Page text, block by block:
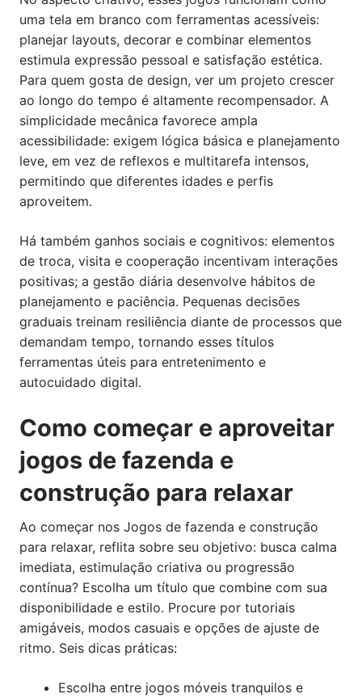
uma tela em branco com ferramentas acessíveis:
planejar layouts, decorar e combinar elementos
estimula expressão pessoal e satisfação estética.
Para quem gosta de design, ver um projeto crescer
ao longo do tempo é altamente recompensador. A
simplicidade mecânica favorece ampla
acessibilidade: exigem lógica básica e planejamento
leve, em vez de reflexos e multitarefa intensos,
permitindo que diferentes idades e perfis
aproveitem.
Há também ganhos sociais e cognitivos: elementos
de troca, visita e cooperação incentivam interações
positivas; a gestão diária desenvolve hábitos de
planejamento e paciência. Pequenas decisões
graduais treinam resiliência diante de processos que
demandam tempo, tornando esses títulos
ferramentas úteis para entretenimento e
autocuidado digital.
Como começar e aproveitar
jogos de fazenda e
construção para relaxar
Ao começar nos Jogos de fazenda e construção
para relaxar, reflita sobre seu objetivo: busca calma
imediata, estimulação criativa ou progressão
contínua? Escolha um título que combine com sua
disponibilidade e estilo. Procure por tutoriais
amigáveis, modos casuais e opções de ajuste de
ritmo. Seis dicas práticas:
Escolha entre jogos móveis tranquilos e